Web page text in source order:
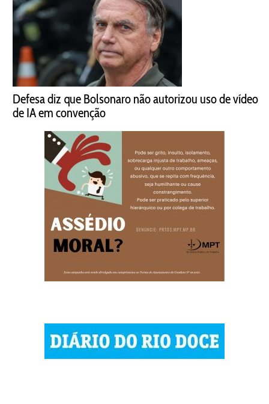
Defesa diz que Bolsonaro não autorizou uso de vídeo
de IA em convenção